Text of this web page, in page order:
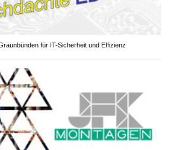
für IT-Sicherheit und Effizienz